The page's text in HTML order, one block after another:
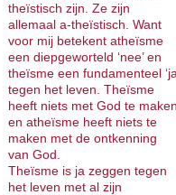
theïstisch zijn. Ze zijn
allemaal a-theïstisch. Want
voor mij betekent atheïsme
een diepgeworteld ‘nee’ en
theïsme een fundamenteel
tegen het leven. Theïsme
heeft niets met God te
en atheïsme heeft niets te
maken met de ontkenning
van God.
Theïsme is ja zeggen tegen
het leven met al zijn